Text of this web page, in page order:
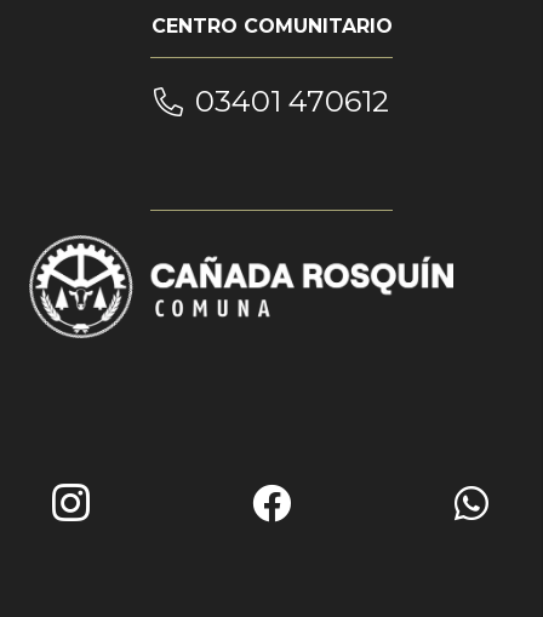
CENTRO COMUNITARIO
03401 470612